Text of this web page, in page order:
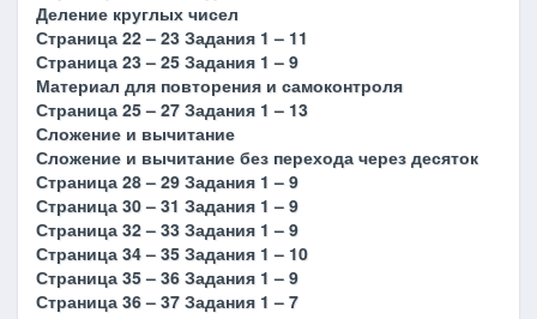
Деление круглых чисел
Страница 22 – 23 Задания 1 – 11
Страница 23 – 25 Задания 1 – 9
Материал для повторения и самоконтроля
Страница 25 – 27 Задания 1 – 13
Сложение и вычитание
Сложение и вычитание без перехода через десяток
Страница 28 – 29 Задания 1 – 9
Страница 30 – 31 Задания 1 – 9
Страница 32 – 33 Задания 1 – 9
Страница 34 – 35 Задания 1 – 10
Страница 35 – 36 Задания 1 – 9
Страница 36 – 37 Задания 1 – 7